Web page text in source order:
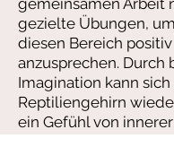
gemeinsamen Arbeit
gezielte Übungen,
diesen Bereich positiv
anzusprechen. Durch
Imagination kann sich
Reptiliengehirn
ein Gefühl von